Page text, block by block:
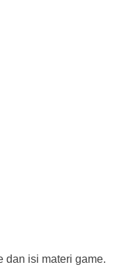
dan isi materi game.